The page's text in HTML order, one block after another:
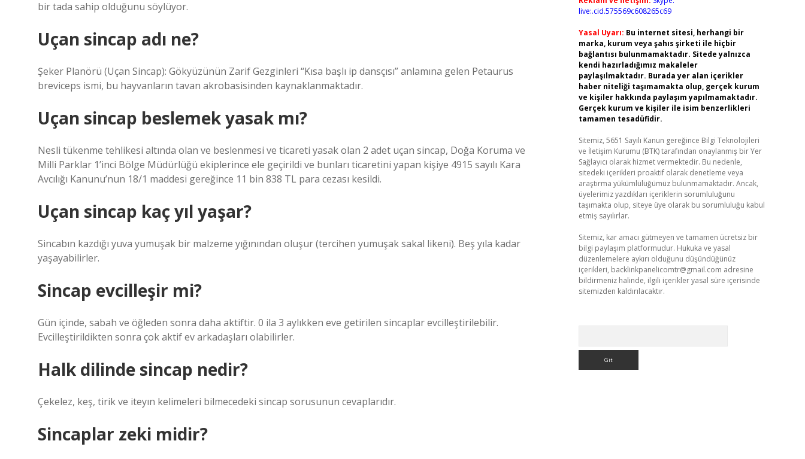
bir tada sahip olduğunu söylüyor.
Uçan sincap adı ne?
Şeker Planörü (Uçan Sincap): Gökyüzünün Zarif Gezginleri “Kısa başlı ip dansçısı” anlamına gelen Petaurus
breviceps ismi, bu hayvanların tavan akrobasisinden kaynaklanmaktadır.
Uçan sincap beslemek yasak mı?
Nesli tükenme tehlikesi altında olan ve beslenmesi ve ticareti yasak olan 2 adet uçan sincap, Doğa Koruma ve
Milli Parklar 1’inci Bölge Müdürlüğü ekiplerince ele geçirildi ve bunları ticaretini yapan kişiye 4915 sayılı Kara
Avcılığı Kanunu’nun 18/1 maddesi gereğince 11 bin 838 TL para cezası kesildi.
Uçan sincap kaç yıl yaşar?
Sincabın kazdığı yuva yumuşak bir malzeme yığınından oluşur (tercihen yumuşak sakal likeni). Beş yıla kadar
yaşayabilirler.
Sincap evcilleşir mi?
Gün içinde, sabah ve öğleden sonra daha aktiftir. 0 ila 3 aylıkken eve getirilen sincaplar evcilleştirilebilir.
Evcilleştirildikten sonra çok aktif ev arkadaşları olabilirler.
Halk dilinde sincap nedir?
Çekelez, keş, tirik ve iteyın kelimeleri bilmecedeki sincap sorusunun cevaplarıdır.
Sincaplar zeki midir?
live:.cid.575569c608265c69
Yasal Uyarı: Bu internet sitesi, herhangi bir
marka, kurum veya şahıs şirketi ile hiçbir
bağlantısı bulunmamaktadır. Sitede yalnızca
kendi hazırladığımız makaleler
paylaşılmaktadır. Burada yer alan içerikler
haber niteliği taşımamakta olup, gerçek kurum
ve kişiler hakkında paylaşım yapılmamaktadır.
Gerçek kurum ve kişiler ile isim benzerlikleri
tamamen tesadüfidir.
Sitemiz, 5651 Sayılı Kanun gereğince Bilgi Teknolojileri
ve İletişim Kurumu (BTK) tarafından onaylanmış bir Yer
Sağlayıcı olarak hizmet vermektedir. Bu nedenle,
sitedeki içerikleri proaktif olarak denetleme veya
araştırma yükümlülüğümüz bulunmamaktadır. Ancak,
üyelerimiz yazdıkları içeriklerin sorumluluğunu
taşımakta olup, siteye üye olarak bu sorumluluğu kabul
etmiş sayılırlar.
Sitemiz, kar amacı gütmeyen ve tamamen ücretsiz bir
bilgi paylaşım platformudur. Hukuka ve yasal
düzenlemelere aykırı olduğunu düşündüğünüz
içerikleri, backlinkpanelicomtr@gmail.com adresine
bildirmeniz halinde, ilgili içerikler yasal süre içerisinde
sitemizden kaldırılacaktır.